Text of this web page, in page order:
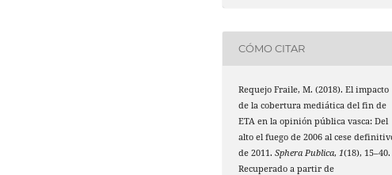
CÓMO CITAR
Requejo Fraile, M. (2018). El impacto
de la cobertura mediática del fin de
ETA en la opinión pública vasca: Del
alto el fuego de 2006 al cese
de 2011.Sphera Publica, 1(18), 15–40.
Recuperado a partir de